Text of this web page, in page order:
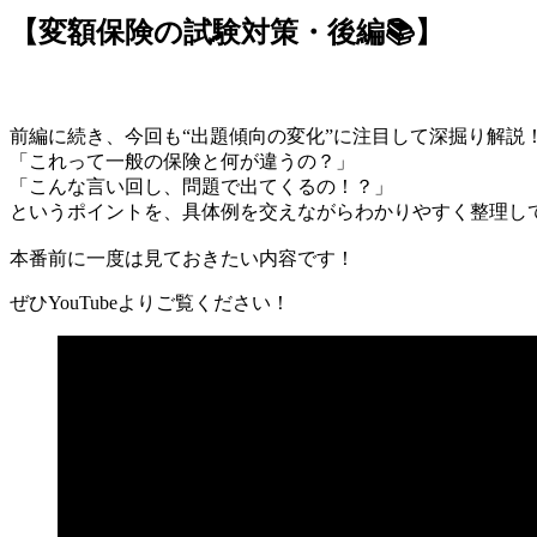
【変額保険の試験対策・後編📚】
前編に続き、今回も“出題傾向の変化”に注目して深掘り解説！
「これって一般の保険と何が違うの？」
「こんな言い回し、問題で出てくるの！？」
というポイントを、具体例を交えながらわかりやすく整理し
本番前に一度は見ておきたい内容です！
ぜひYouTubeよりご覧ください！